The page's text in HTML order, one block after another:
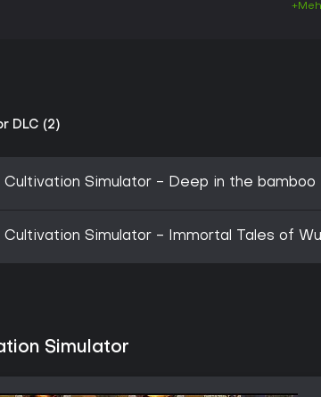
DLC (2)
Cultivation Simulator - Deep in the bamboo
Cultivation Simulator - Immortal Tales of
Simulator